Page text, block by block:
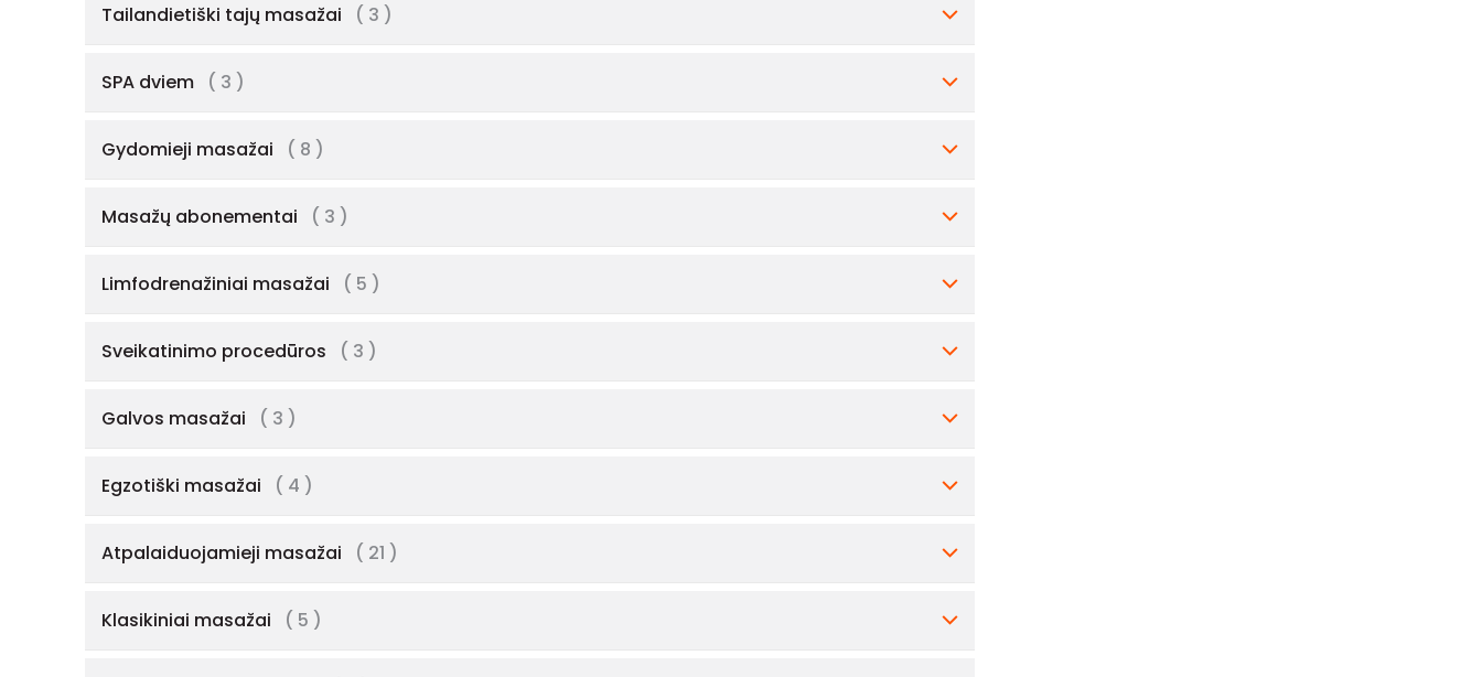
Tailandietiški tajų masažai ( 3 )
SPA dviem ( 3 )
Gydomieji masažai ( 8 )
Masažų abonementai ( 3 )
Limfodrenažiniai masažai ( 5 )
Sveikatinimo procedūros ( 3 )
Galvos masažai ( 3 )
Egzotiški masažai ( 4 )
Atpalaiduojamieji masažai ( 21 )
Klasikiniai masažai ( 5 )